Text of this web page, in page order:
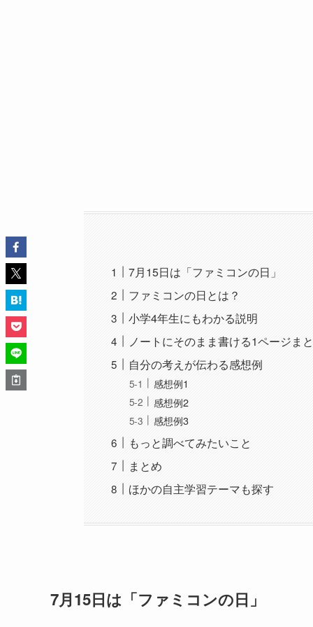
7月15日は「ファミコンの日」
ファミコンの日とは？
小学4年生にもわかる説明
ノートにそのまま書ける1ページま
自分の考えが伝わる感想例
感想例1
感想例2
感想例3
もっと調べてみたいこと
まとめ
ほかの自主学習テーマも探す
7月15日は「ファミコンの日」